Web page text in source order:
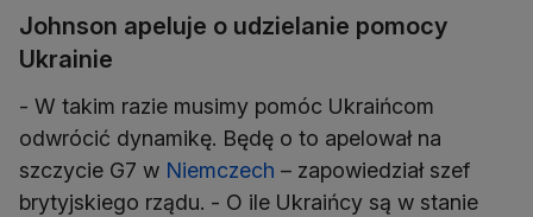
Johnson apeluje o udzielanie pomocy
Ukrainie
- W takim razie musimy pomóc Ukraińcom
odwrócić dynamikę. Będę o to apelował na
szczycie G7 w Niemczech – zapowiedział szef
brytyjskiego rządu. - O ile Ukraińcy są w stanie